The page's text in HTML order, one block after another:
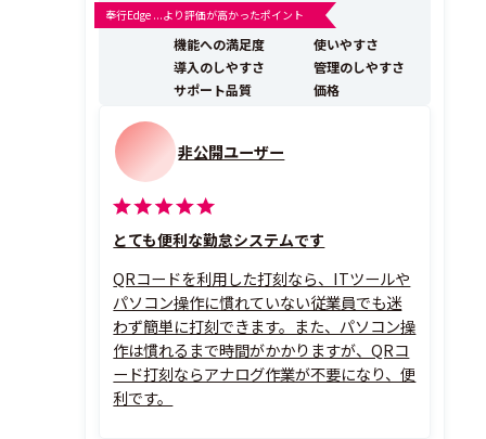
マト運輸様、王将フードサービス様、ハローズ様など、
さまざまな大手企業でご採用いただいています。 また、I
Treview Grid Award 202...
奉行Edge ...より評価が高かったポイント
機能への満足度
使いやすさ
導入のしやすさ
管理のしやすさ
サポート品質
価格
非公開ユーザー
とても便利な勤怠システムです
QRコードを利用した打刻なら、ITツールや
パソコン操作に慣れていない従業員でも迷
わず簡単に打刻できます。また、パソコン操
作は慣れるまで時間がかかりますが、QRコ
ード打刻ならアナログ作業が不要になり、便
利です。